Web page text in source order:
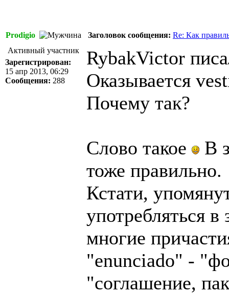
Prodigio Заголовок сообщения: Re: Как
Активный участник
Зарегистрирован:
15 апр 2013, 06:29
Сообщения: 288
RybakVictor
Оказывается
Почему так?
Слово такое
В
тоже правильно.
Кстати,
употребляться
многие
"enunciado" -
"соглашение,